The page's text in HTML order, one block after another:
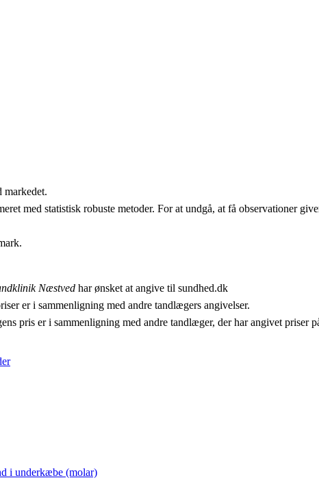
markedet.
med statistisk robuste metoder. For at undgå, at få observationer
Næstved har ønsket at angive til sundhed.dk
er i sammenligning med andre tandlægers angivelser.
pris er i sammenligning med andre tandlæger, der har angivet priser
i underkæbe (molar)